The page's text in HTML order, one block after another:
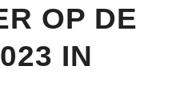
OP DE
IN